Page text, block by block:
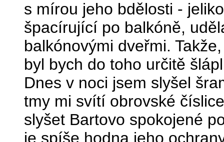
s mírou jeho bdělosti -
špacírující po balkóně,
balkónovými dveřmi.
byl bych do toho určitě
Dnes v noci jsem slyšel
tmy mi svítí obrovské
slyšet Bartovo spokojené
je spíše hodna jeho